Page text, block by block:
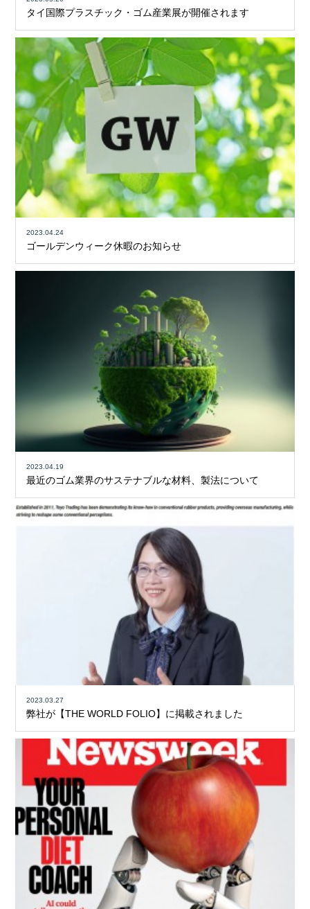
タイ国際プラスチック・ゴム産業展が開催されます
2023.04.24
ゴールデンウィーク休暇のお知らせ
2023.04.19
最近のゴム業界のサステナブルな材料、製法について
2023.03.27
弊社が【THE WORLD FOLIO】に掲載されました